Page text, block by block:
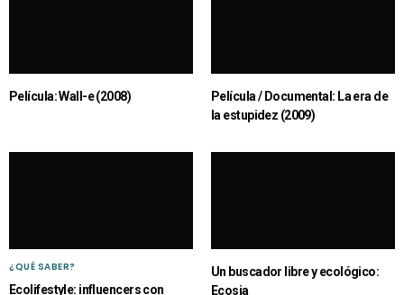
Película: Wall-e (2008)
Película / Documental: La era de
la estupidez (2009)
¿QUÉ SABER?
Ecolifestyle: influencers con
Un buscador libre y ecológico:
Ecosia